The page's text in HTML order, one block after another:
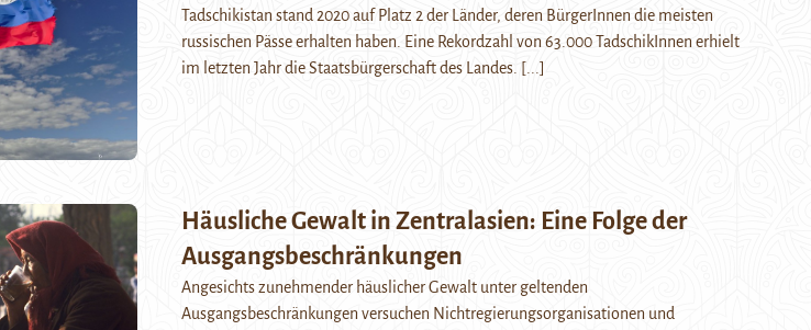
Tadschikistan stand 2020 auf Platz 2 der Länder, deren BürgerInnen die meisten
russischen Pässe erhalten haben. Eine Rekordzahl von 63.000 TadschikInnen erhielt
im letzten Jahr die Staatsbürgerschaft des Landes. [...]
Häusliche Gewalt in Zentralasien: Eine Folge der
Ausgangsbeschränkungen
Angesichts zunehmender häuslicher Gewalt unter geltenden
Ausgangsbeschränkungen versuchen Nichtregierungsorganisationen und